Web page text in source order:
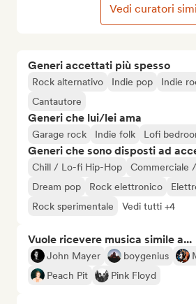
Generi accettati più spesso
Rock alternativo Indie pop Indie
Cantautore
Generi che lui/lei ama
Garage rock Indie folk Lofi
Generi che sono disposti ad
Chill / Lo-fi Hip-Hop
Commerciale
Dream pop
Rock elettronico
Rock sperimentale
Vedi tutti +4
Vuole ricevere musica simile a...
John Mayer boygenius
Peach Pit
Pink Floyd
Vedi curatori